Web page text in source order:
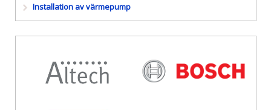
Installation av värmepump